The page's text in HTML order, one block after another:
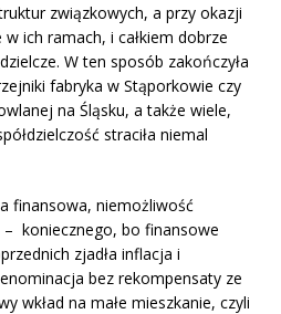
związkowych, a przy okazji
ich ramach, i całkiem dobrze
W ten sposób zakończyła
fabryka w Stąporkowie czy
na Śląsku, a także wiele,
straciła niemal
finansowa, niemożliwość
koniecznego, bo finansowe
zjadła inflacja i
bez rekompensaty ze
wkład na małe mieszkanie, czyli